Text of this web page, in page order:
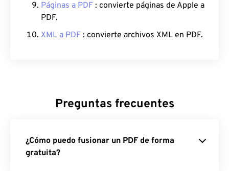
Páginas a PDF : convierte páginas de Apple a
PDF.
XML a PDF : convierte archivos XML en PDF.
Preguntas frecuentes
¿Cómo puedo fusionar un PDF de forma
gratuita?